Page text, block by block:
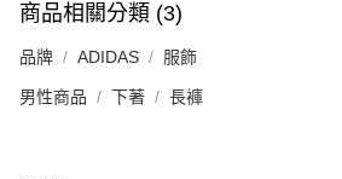
商品相關分類 (3)
品牌 ADIDAS 服飾
男性商品 下著 長褲